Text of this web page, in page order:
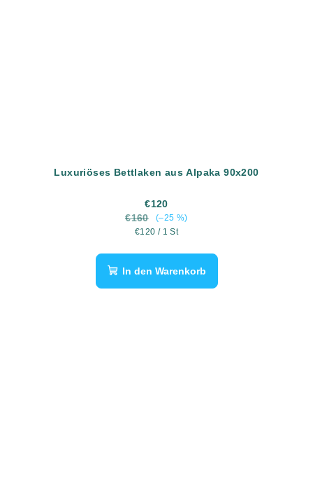
Luxuriöses Bettlaken aus Alpaka 90x200
€120
€160
(–25 %)
Verkaufspreis:
€120 / 1 St
In den Warenkorb